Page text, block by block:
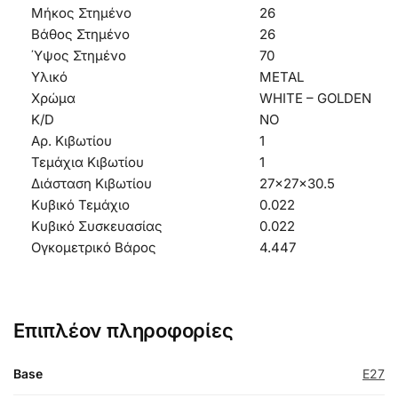
Μήκος Στημένο
26
Βάθος Στημένο
26
Ύψος Στημένο
70
Υλικό
METAL
Χρώμα
WHITE – GOLDEN
K/D
NO
Αρ. Κιβωτίου
1
Τεμάχια Κιβωτίου
1
Διάσταση Κιβωτίου
27x27x30.5
Κυβικό Τεμάχιο
0.022
Κυβικό Συσκευασίας
0.022
Ογκομετρικό Βάρος
4.447
Επιπλέον πληροφορίες
Base E27